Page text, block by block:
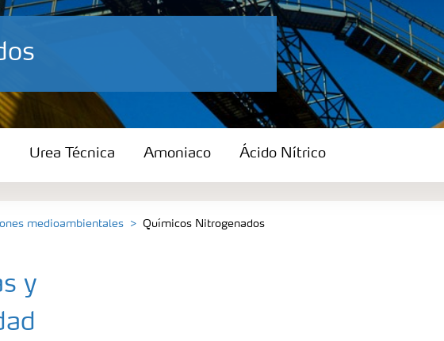
Urea Técnica Amoniaco Ácido Nítrico
medioambientales Químicos Nitrogenados
y